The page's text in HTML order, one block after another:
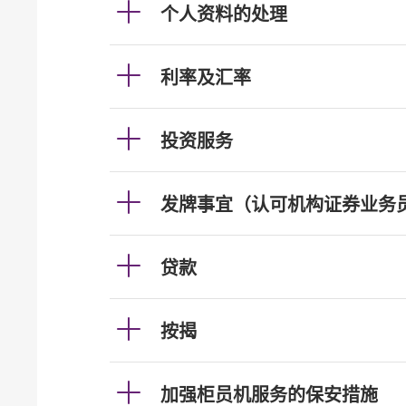
个人资料的处理
利率及汇率
投资服务
发牌事宜（认可机构证券业务
贷款
按揭
加强柜员机服务的保安措施